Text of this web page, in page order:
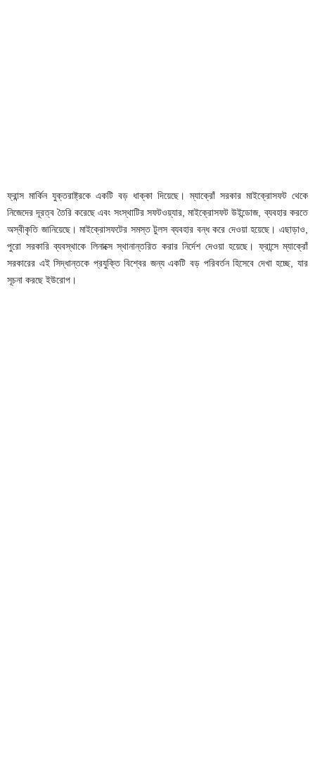
ফ্রান্স মার্কিন যুক্তরাষ্ট্রকে একটি বড় ধাক্কা দিয়েছে। ম্যাক্রোঁ সরকার মাইক্রোসফট থেকে
নিজেদের দূরত্ব তৈরি করেছে এবং সংস্থাটির সফটওয়্যার, মাইক্রোসফট উইন্ডোজ, ব্যবহার করতে
অস্বীকৃতি জানিয়েছে। মাইক্রোসফটের সমস্ত টুলস ব্যবহার বন্ধ করে দেওয়া হয়েছে। এছাড়াও,
পুরো সরকারি ব্যবস্থাকে লিনাক্সে স্থানান্তরিত করার নির্দেশ দেওয়া হয়েছে। ফ্রান্সে ম্যাক্রোঁ
সরকারের এই সিদ্ধান্তকে প্রযুক্তি বিশ্বের জন্য একটি বড় পরিবর্তন হিসেবে দেখা হচ্ছে, যার
সূচনা করছে ইউরোপ।